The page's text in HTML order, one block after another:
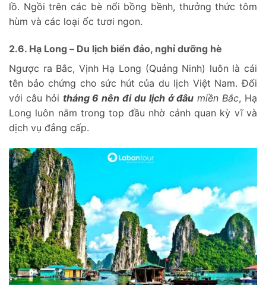
lồ. Ngồi trên các bè nổi bồng bềnh, thưởng thức tôm
hùm và các loại ốc tươi ngon.
2.6. Hạ Long – Du lịch biển đảo, nghỉ dưỡng hè
Ngược ra Bắc, Vịnh Hạ Long (Quảng Ninh) luôn là cái
tên bảo chứng cho sức hút của du lịch Việt Nam. Đối
với câu hỏi tháng 6 nên đi du lịch ở đâu miền Bắc, Hạ
Long luôn nằm trong top đầu nhờ cảnh quan kỳ vĩ và
dịch vụ đẳng cấp.